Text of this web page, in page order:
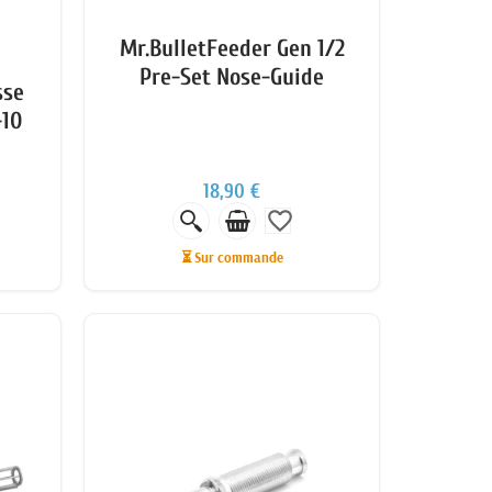
Mr.BulletFeeder Gen 1/2
Pre-Set Nose-Guide
18,90 €
favorite_border
⏳ Sur commande